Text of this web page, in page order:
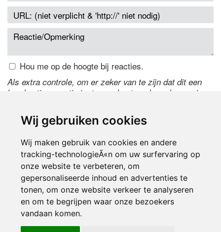
Wij gebruiken cookies
Wij maken gebruik van cookies en andere
tracking-technologieÃ«n om uw surfervaring op
onze website te verbeteren, om
gepersonaliseerde inhoud en advertenties te
tonen, om onze website verkeer te analyseren
en om te begrijpen waar onze bezoekers
vandaan komen.
Hou me op de hoogte bij reacties.
Als extra controle, om er zeker van te zijn dat dit een
handmatige reactie is, typ onderstaande code over in
de code te wijzigen.